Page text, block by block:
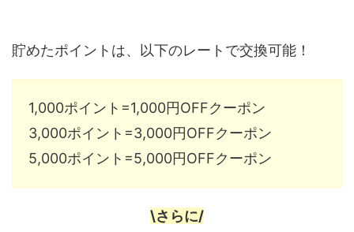
貯めたポイントは、以下のレートで交換可能！
1,000ポイント=1,000円OFFクーポン
3,000ポイント=3,000円OFFクーポン
5,000ポイント=5,000円OFFクーポン
\さらに/